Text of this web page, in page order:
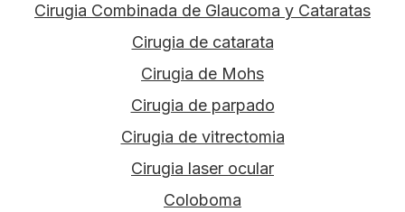
Cirugia Combinada de Glaucoma y Cataratas
Cirugia de catarata
Cirugia de Mohs
Cirugia de parpado
Cirugia de vitrectomia
Cirugia laser ocular
Coloboma